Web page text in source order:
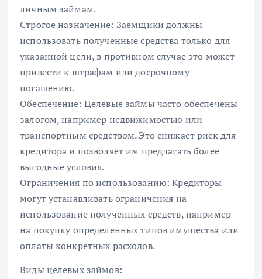
личным займам.
Строгое назначение: Заемщики должны
использовать полученные средства только для
указанной цели, в противном случае это может
привести к штрафам или досрочному
погашению.
Обеспечение: Целевые займы часто обеспечены
залогом, например недвижимостью или
транспортным средством. Это снижает риск для
кредитора и позволяет им предлагать более
выгодные условия.
Ограничения по использованию: Кредиторы
могут устанавливать ограничения на
использование полученных средств, например
на покупку определенных типов имущества или
оплаты конкретных расходов.
Виды целевых займов: